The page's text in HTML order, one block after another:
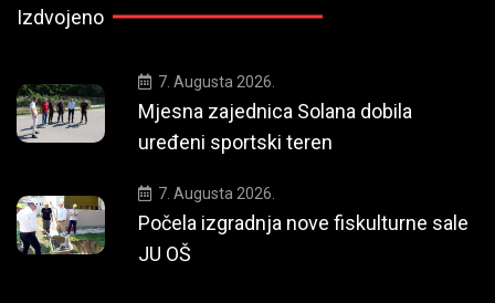
Izdvojeno
7. Augusta 2026.
Mjesna zajednica Solana dobila
uređeni sportski teren
7. Augusta 2026.
Počela izgradnja nove fiskulturne sale
JU OŠ